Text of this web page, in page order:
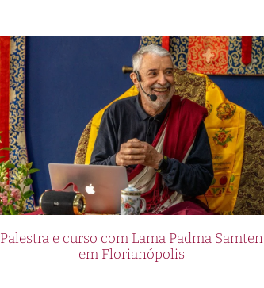
Palestra e curso com Lama Padma Samten
em Florianópolis